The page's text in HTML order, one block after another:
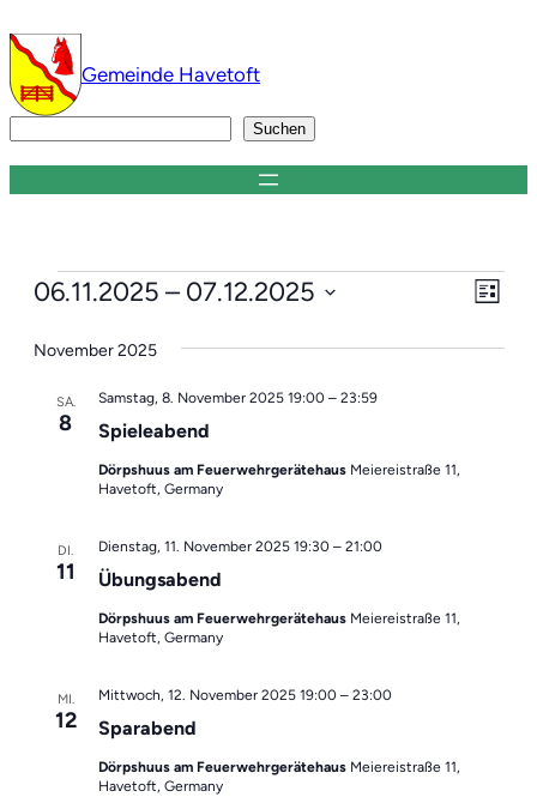
Gemeinde Havetoft
Suchen
Veranstaltungen Liste
06.11.2025 – 07.12.2025
wählen.
November 2025
SA.
8 Spieleabend
Samstag, 8. November 2025 19:00– 23:59
Dörpshuus am Feuerwehrgerätehaus Meiereistraße 11,
Havetoft, Germany
DI.
11 Übungsabend
Dienstag, 11. November 2025 19:30– 21:00
Dörpshuus am Feuerwehrgerätehaus Meiereistraße 11,
Havetoft, Germany
MI.
12 Sparabend
Mittwoch, 12. November 2025 19:00– 23:00
Dörpshuus am Feuerwehrgerätehaus Meiereistraße 11,
Havetoft, Germany